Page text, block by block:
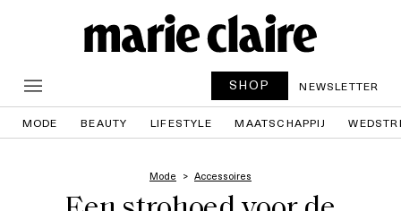
SHOP NEWSLETTER
MODE BEAUTY LIFESTYLE MAATSCHAPPIJ
Mode Accessoires